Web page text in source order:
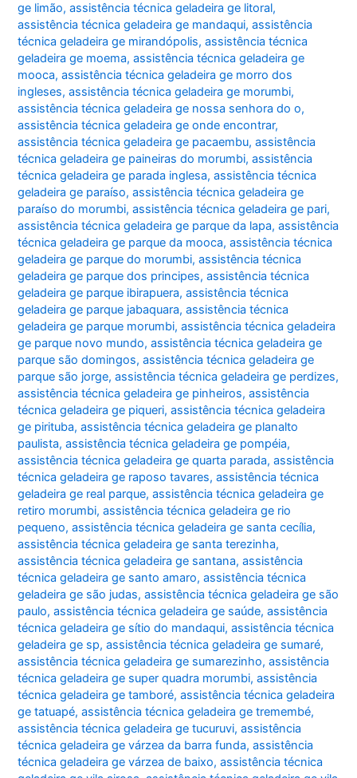
ge limão,assistência técnica geladeira ge litoral,
assistência técnica geladeira ge mandaqui,assistência
técnica geladeira ge mirandópolis,assistência técnica
geladeira ge moema,assistência técnica geladeira ge
mooca,assistência técnica geladeira ge morro dos
ingleses,assistência técnica geladeira ge morumbi,
assistência técnica geladeira ge nossa senhora do o,
assistência técnica geladeira ge onde encontrar,
assistência técnica geladeira ge pacaembu,assistência
técnica geladeira ge paineiras do morumbi,assistência
técnica geladeira ge parada inglesa,assistência técnica
geladeira ge paraíso,assistência técnica geladeira ge
paraíso do morumbi,assistência técnica geladeira ge pari,
assistência técnica geladeira ge parque da lapa,assistência
técnica geladeira ge parque da mooca,assistência técnica
geladeira ge parque do morumbi,assistência técnica
geladeira ge parque dos principes,assistência técnica
geladeira ge parque ibirapuera,assistência técnica
geladeira ge parque jabaquara,assistência técnica
geladeira ge parque morumbi,assistência técnica geladeira
ge parque novo mundo,assistência técnica geladeira ge
parque são domingos,assistência técnica geladeira ge
parque são jorge,assistência técnica geladeira ge perdizes,
assistência técnica geladeira ge pinheiros,assistência
técnica geladeira ge piqueri,assistência técnica geladeira
ge pirituba,assistência técnica geladeira ge planalto
paulista,assistência técnica geladeira ge pompéia,
assistência técnica geladeira ge quarta parada,assistência
técnica geladeira ge raposo tavares,assistência técnica
geladeira ge real parque,assistência técnica geladeira ge
retiro morumbi,assistência técnica geladeira ge rio
pequeno,assistência técnica geladeira ge santa cecília,
assistência técnica geladeira ge santa terezinha,
assistência técnica geladeira ge santana,assistência
técnica geladeira ge santo amaro,assistência técnica
geladeira ge são judas,assistência técnica geladeira ge são
paulo,assistência técnica geladeira ge saúde,assistência
técnica geladeira ge sítio do mandaqui,assistência técnica
geladeira ge sp,assistência técnica geladeira ge sumaré,
assistência técnica geladeira ge sumarezinho,assistência
técnica geladeira ge super quadra morumbi,assistência
técnica geladeira ge tamboré,assistência técnica geladeira
ge tatuapé,assistência técnica geladeira ge tremembé,
assistência técnica geladeira ge tucuruvi,assistência
técnica geladeira ge várzea da barra funda,assistência
técnica geladeira ge várzea de baixo,assistência técnica